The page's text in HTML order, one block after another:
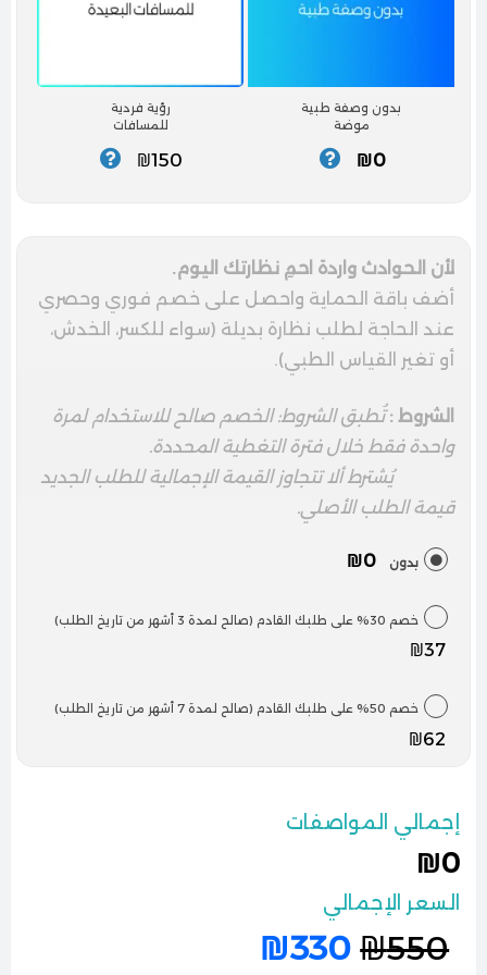
بدون وصفة طبية
موضة
₪0
رؤية فردية
للمسافات
₪150
لأن الحوادث واردة احمِ نظارتك اليوم.
أضف باقة الحماية واحصل على خصم فوري وحصري
عند الحاجة لطلب نظارة بديلة (سواء للكسر، الخدش،
أو تغير القياس الطبي).
الشروط : تُطبق الشروط: الخصم صالح للاستخدام لمرة
واحدة فقط خلال فترة التغطية المحددة.
يُشترط ألا تتجاوز القيمة الإجمالية للطلب الجديد
قيمة الطلب الأصلي.
بدون ₪0
خصم 30% على طلبك القادم (صالح لمدة 3 أشهر من تاريخ الطلب)
₪37
خصم 50% على طلبك القادم (صالح لمدة 7 أشهر من تاريخ الطلب)
₪62
إجمالي المواصفات
₪0
السعر الإجمالي
₪550
₪330